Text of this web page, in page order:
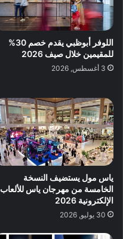
اللوفر أبوظبي يقدم خصم 30%
للمقيمين خلال صيف 2026
3 أغسطس, 2026
ياس مول يستضيف النسخة
الخامسة من مهرجان ياس للألعاب
الإلكترونية 2026
30 يوليو, 2026